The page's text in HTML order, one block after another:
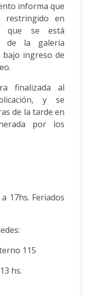
informa que
restringido en
que se está
de la galería
ingreso de
finalizada al
y se
de la tarde en
por los
17hs. Feriados
115
hs.